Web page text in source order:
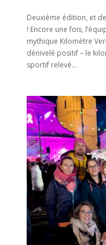
Deuxième édition, et
! Encore une fois,
mythique Kilomètre
dénivelé positif – le
sportif relevé...